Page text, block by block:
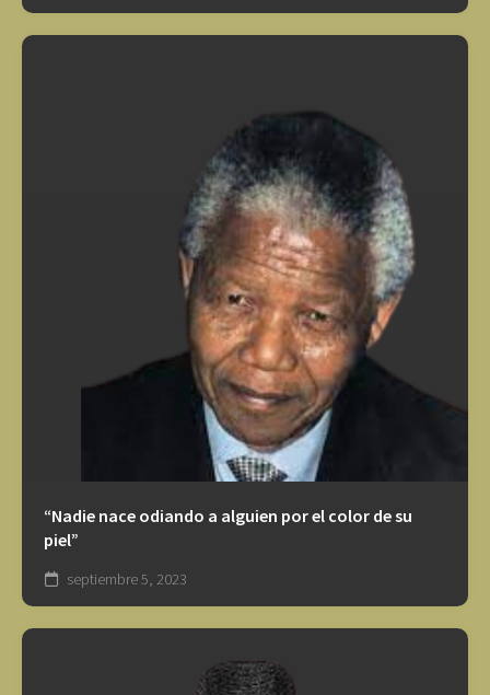
“Nadie nace odiando a alguien por el color de su
piel”
septiembre 5, 2023